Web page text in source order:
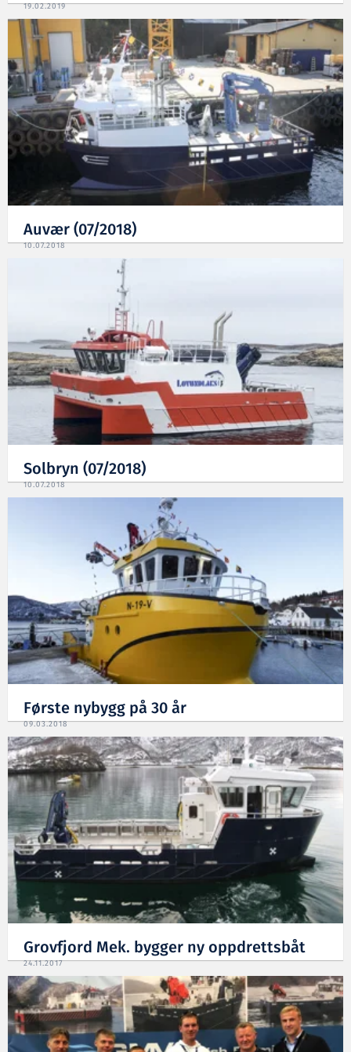
19.02.2019
Auvær (07/2018)
10.07.2018
Solbryn (07/2018)
10.07.2018
Første nybygg på 30 år
09.03.2018
Grovfjord Mek. bygger ny oppdrettsbåt
24.11.2017